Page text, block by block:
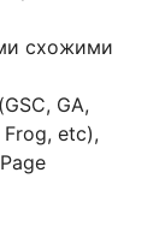
схожими
GA,
etc),